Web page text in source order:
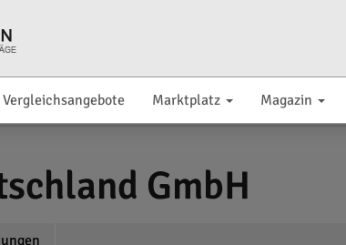
Vergleichsangebote Marktplatz Magazin
GmbH